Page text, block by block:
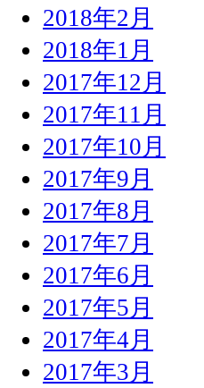
2018年2月
2018年1月
2017年12月
2017年11月
2017年10月
2017年9月
2017年8月
2017年7月
2017年6月
2017年5月
2017年4月
2017年3月